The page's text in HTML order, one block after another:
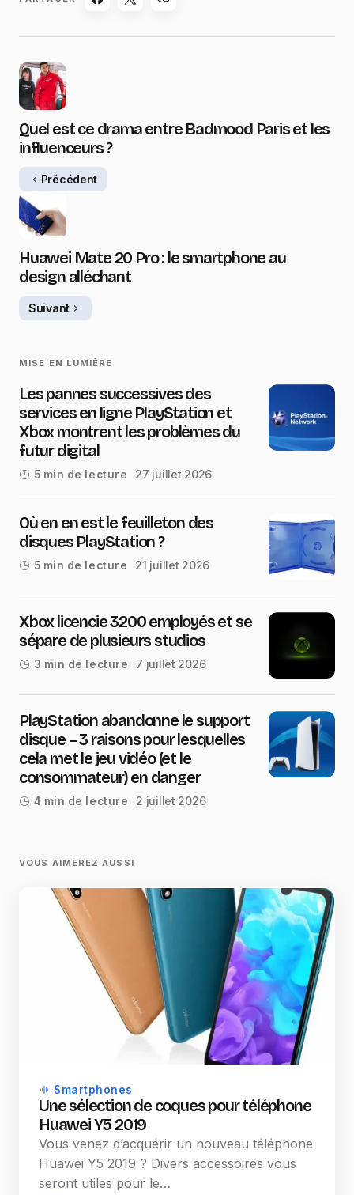
Quel est ce drama entre Badmood Paris et les
influenceurs ?
Précédent
Huawei Mate 20 Pro : le smartphone au
design alléchant
Suivant
MISE EN LUMIÈRE
Les pannes successives des
services en ligne PlayStation et
Xbox montrent les problèmes du
futur digital
5 min de lecture 27 juillet 2026
Où en en est le feuilleton des
disques PlayStation ?
5 min de lecture 21 juillet 2026
Xbox licencie 3200 employés et se
sépare de plusieurs studios
3 min de lecture 7 juillet 2026
PlayStation abandonne le support
disque – 3 raisons pour lesquelles
cela met le jeu vidéo (et le
consommateur) en danger
4 min de lecture 2 juillet 2026
VOUS AIMEREZ AUSSI
Smartphones
Une sélection de coques pour téléphone
Huawei Y5 2019
Vous venez d’acquérir un nouveau téléphone
Huawei Y5 2019 ? Divers accessoires vous
seront utiles pour le…